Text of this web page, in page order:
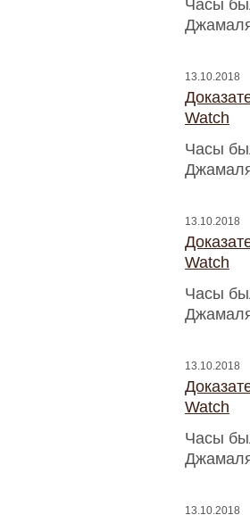
Часы
13.10.2018
Watch
Часы
13.10.2018
Watch
Часы
13.10.2018
Watch
Часы
13.10.2018